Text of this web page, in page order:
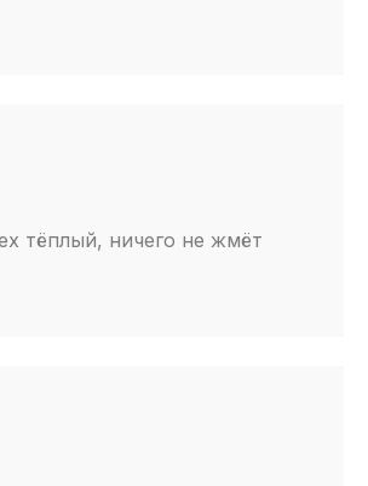
тёплый, ничего не жмёт